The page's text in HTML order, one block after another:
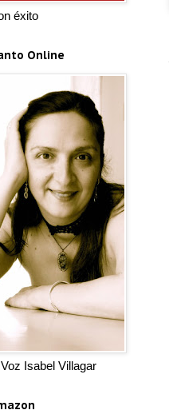
éxito
Online
Isabel Villagar